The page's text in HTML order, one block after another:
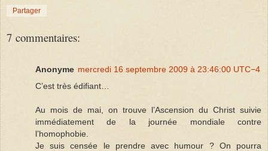
Partager
7 commentaires:
Anonyme mercredi 16 septembre 2009 à 23:46:00 UTC−4
C’est très édifiant…
Au mois de mai, on trouve l’Ascension du Christ suivie
immédiatement de la journée mondiale contre
l’homophobie.
Je suis censée le prendre avec humour ? On pourra